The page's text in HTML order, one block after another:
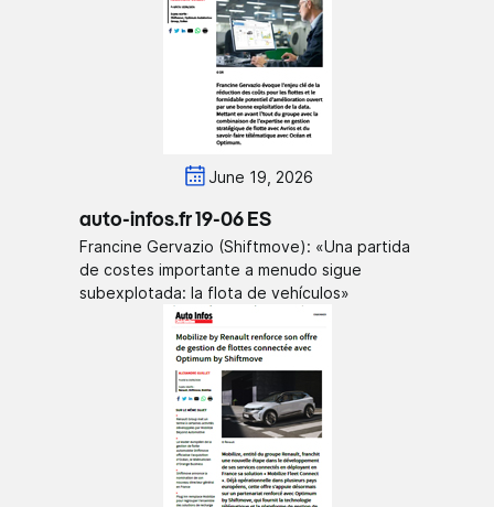
June 19, 2026
auto-infos.fr 19-06 ES
Francine Gervazio (Shiftmove): «Una partida
de costes importante a menudo sigue
subexplotada: la flota de vehículos»